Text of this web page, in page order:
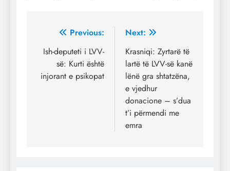
Post
navigation
Previous:
Ish-deputeti i LVV-
së: Kurti është
injorant e psikopat
Next:
Krasniqi: Zyrtarë të
lartë të LVV-së kanë
lënë gra shtatzëna,
e vjedhur
donacione – s’dua
t’i përmendi me
emra